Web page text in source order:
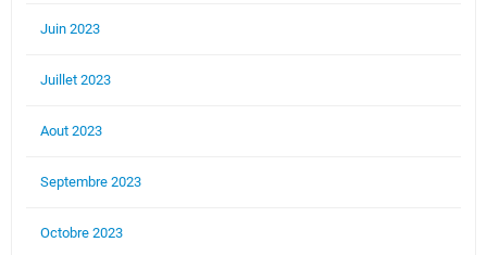
Juin 2023
Juillet 2023
Aout 2023
Septembre 2023
Octobre 2023